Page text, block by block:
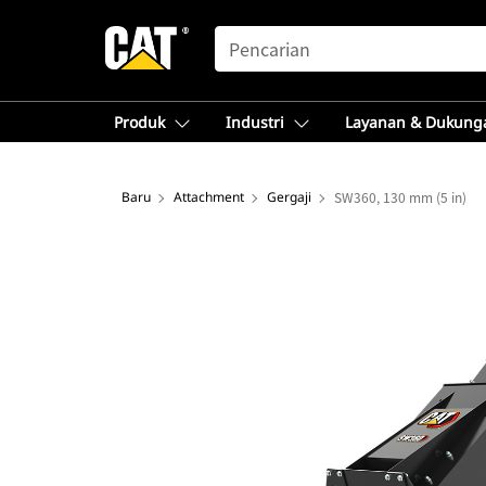
SEARCH
Produk Industri Layanan &
Baru Attachment Gergaji SW360, 130 mm (5 in)